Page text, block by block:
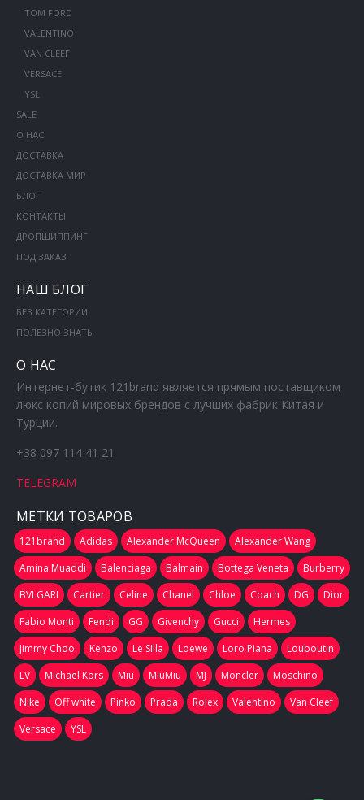
TOM FORD
VALENTINO
VAN CLEEF
VERSACE
YSL
SALE
О НАС
ДОСТАВКА
ДОСТАВКА МИР
БЛОГ
КОНТАКТЫ
ДРОПШИППИНГ
ПОД ЗАКАЗ
НАШ БЛОГ
БЕЗ КАТЕГОРИИ
ПОЛЕЗНО ЗНАТЬ
О НАС
Интернет-бутик 121brand является прямым поставщиком
люкс копий мировых брендов с лучших фабрик Китая и
Турции.
+38 097 114 41 21
TELEGRAM
МЕТКИ ТОВАРОВ
121brand Adidas Alexander McQueen
Alexander Wang
Amina Muaddi
Balenciaga Balmain Bottega Veneta
Burberry
BVLGARI
Cartier Celine Chanel Chloe Coach DG
Dior
Fabio Monti
Fendi GG Givenchy Gucci
Hermes
Jimmy Choo
Kenzo Le Silla Loewe Loro Piana
Louboutin
LV
Michael Kors Miu MiuMiu MJ Moncler
Moschino
Nike
Off white Pinko Prada Rolex Valentino
Van Cleef
Versace
YSL